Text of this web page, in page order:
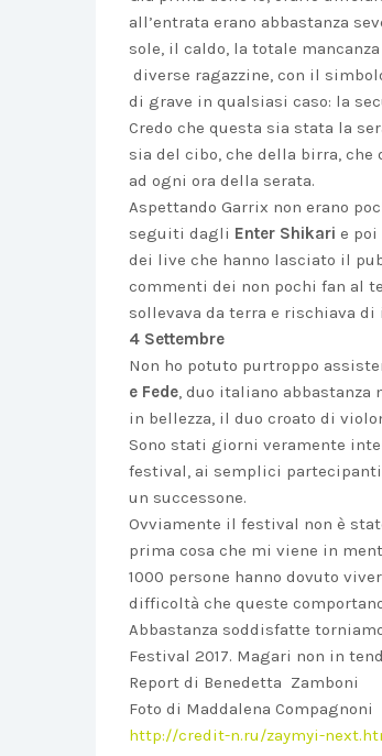
all’entrata erano abbastanza
sole, il caldo, la totale
diverse ragazzine, con il
di grave in qualsiasi caso: la
Credo che questa sia stata la
sia del cibo, che della birra,
ad ogni ora della serata.
Aspettando Garrix non erano
seguiti dagli Enter Shikari e
dei live che hanno lasciato il
commenti dei non pochi fan al
sollevava da terra e rischiava
4 Settembre
Non ho potuto purtroppo
e Fede, duo italiano abbastanza
in bellezza, il duo croato di
Sono stati giorni veramente
festival, ai semplici
un successone.
Ovviamente il festival non è
prima cosa che mi viene in
1000 persone hanno dovuto
difficoltà che queste
Abbastanza soddisfatte
Festival 2017. Magari non in
Report di Benedetta Zamboni
Foto di Maddalena Compagnoni
http://credit-n.ru/zaymyi-